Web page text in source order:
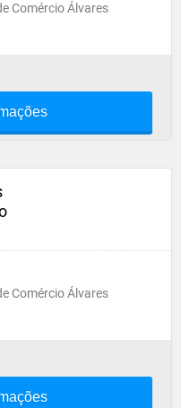
Comércio Álvares
Comércio Álvares